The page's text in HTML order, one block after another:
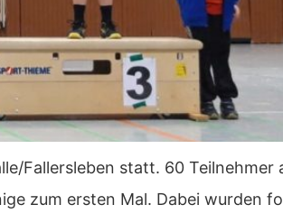
Fallersleben statt. 60 Teilnehmer
zum ersten Mal. Dabei wurden